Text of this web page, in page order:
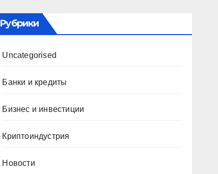
Рубрики
Uncategorised
Банки и кредиты
Бизнес и инвестиции
Криптоиндустрия
Новости